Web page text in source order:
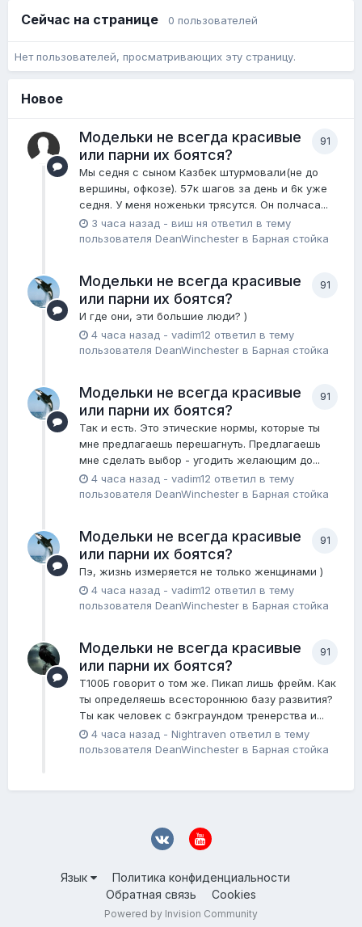
Сейчас на странице 0 пользователей
Нет пользователей, просматривающих эту страницу.
Новое
91
Модельки не всегда красивые
или парни их боятся?
Мы седня с сыном Казбек штурмовали(не до
вершины, офкозе). 57к шагов за день и 6к уже
седня. У меня ноженьки трясутся. Он полчаса...
3 часа назад - виш ня ответил в тему
пользователя DeanWinchester в Барная стойка
91
Модельки не всегда красивые
или парни их боятся?
И где они, эти большие люди? )
4 часа назад - vadim12 ответил в тему
пользователя DeanWinchester в Барная стойка
91
Модельки не всегда красивые
или парни их боятся?
Так и есть. Это этические нормы, которые ты
мне предлагаешь перешагнуть. Предлагаешь
мне сделать выбор - угодить желающим до...
4 часа назад - vadim12 ответил в тему
пользователя DeanWinchester в Барная стойка
91
Модельки не всегда красивые
или парни их боятся?
Пэ, жизнь измеряется не только женщинами )
4 часа назад - vadim12 ответил в тему
пользователя DeanWinchester в Барная стойка
91
Модельки не всегда красивые
или парни их боятся?
Т100Б говорит о том же. Пикап лишь фрейм. Как
ты определяешь всестороннюю базу развития?
Ты как человек с бэкграундом тренерства и...
4 часа назад - Nightraven ответил в тему
пользователя DeanWinchester в Барная стойка
Язык
Политика конфиденциальности
Обратная связь
Cookies
Powered by Invision Community